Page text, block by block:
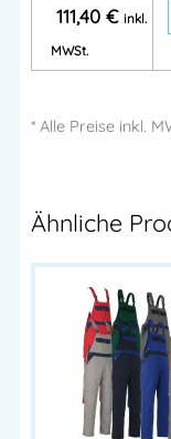
111,40 € inkl.
MWSt.
* Alle Preise inkl.
Ähnliche